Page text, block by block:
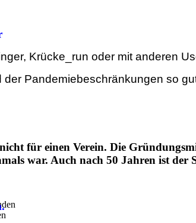
Krücke_run oder mit anderen
Pandemiebeschränkungen so
für einen Verein. Die
war. Auch nach 50 Jahren ist